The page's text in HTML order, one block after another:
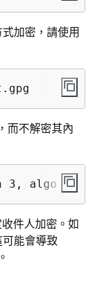
加密，請使用
而不解密其內
algo 1, keyid
件人加密。如
能會導致